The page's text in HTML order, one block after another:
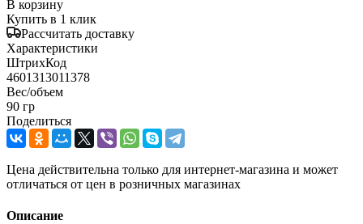
В корзину
Купить в 1 клик
Рассчитать доставку
Характеристики
ШтрихКод
4601313011378
Вес/объем
90 гр
Поделиться
Цена действительна только для интернет-магазина и может
отличаться от цен в розничных магазинах
Описание